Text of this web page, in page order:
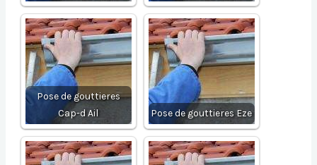
Pose de gouttieres
Cap-d Ail
Pose de gouttieres Eze